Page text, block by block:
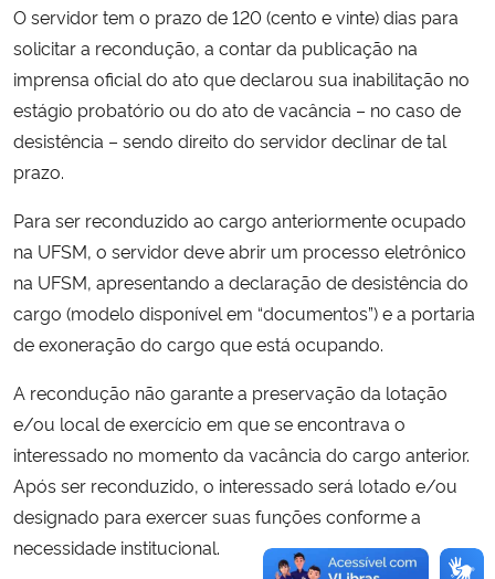
Advocacia-Geral da União
Banco Central do Brasil
Planalto
O servidor tem o prazo de 120 (cento e vinte) dias para
solicitar a recondução, a contar da publicação na
imprensa oficial do ato que declarou sua inabilitação no
estágio probatório ou do ato de vacância – no caso de
desistência – sendo direito do servidor declinar de tal
prazo.
Para ser reconduzido ao cargo anteriormente ocupado
na UFSM, o servidor deve abrir um processo eletrônico
na UFSM, apresentando a declaração de desistência do
cargo (modelo disponível em “documentos”) e a portaria
de exoneração do cargo que está ocupando.
A recondução não garante a preservação da lotação
e/ou local de exercício em que se encontrava o
interessado no momento da vacância do cargo anterior.
Após ser reconduzido, o interessado será lotado e/ou
designado para exercer suas funções conforme a
necessidade institucional.